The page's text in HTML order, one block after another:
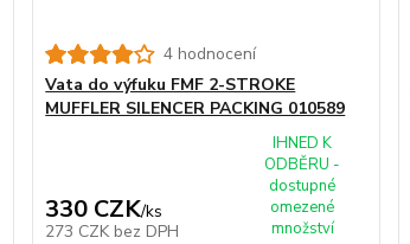
4 hodnocení
Vata do výfuku FMF 2-STROKE
MUFFLER SILENCER PACKING 010589
330 CZK/ks
273 CZK bez DPH
IHNED K
ODBĚRU -
dostupné
omezené
množství